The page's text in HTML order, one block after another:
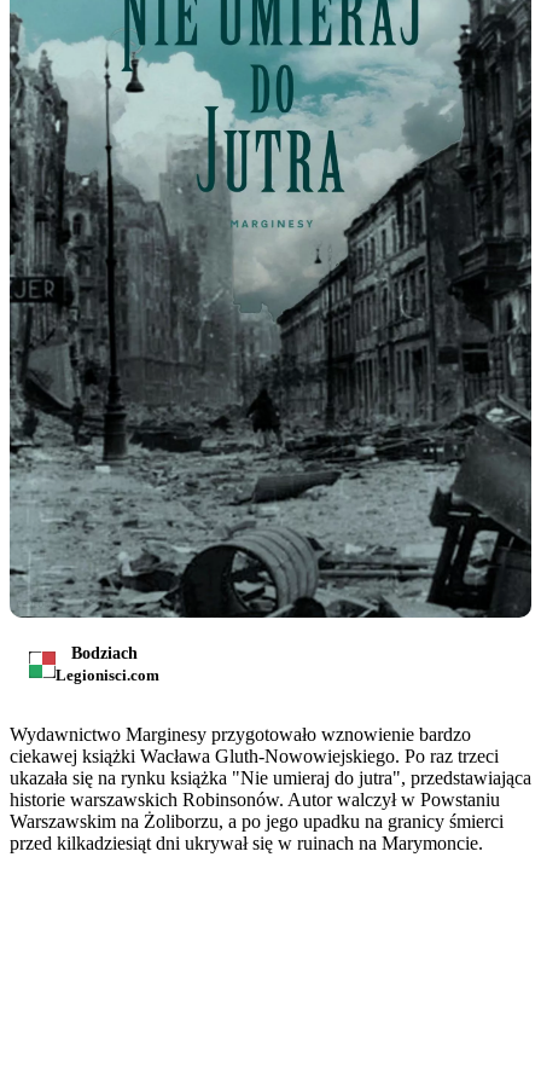
Bodziach
Legionisci.com
Wydawnictwo Marginesy przygotowało wznowienie bardzo
ciekawej książki Wacława Gluth-Nowowiejskiego. Po raz trzeci
ukazała się na rynku książka "Nie umieraj do jutra", przedstawiająca
historie warszawskich Robinsonów. Autor walczył w Powstaniu
Warszawskim na Żoliborzu, a po jego upadku na granicy śmierci
przed kilkadziesiąt dni ukrywał się w ruinach na Marymoncie.